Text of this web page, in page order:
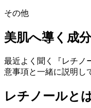
その他
美肌へ導く成
最近よく聞く『レチノ
意事項と一緒に説明し
レチノールと